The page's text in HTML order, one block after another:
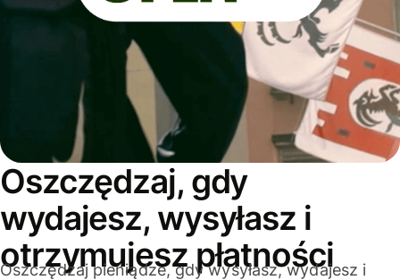
Oszczędzaj, gdy
wydajesz, wysyłasz i
otrzymujesz płatności
Oszczędzaj pieniądze, gdy wysyłasz, wydajesz i